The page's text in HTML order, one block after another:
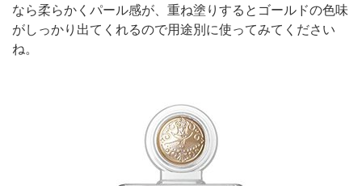
なら柔らかくパール感が、重ね塗りするとゴールドの色味
がしっかり出てくれるので用途別に使ってみてください
ね。